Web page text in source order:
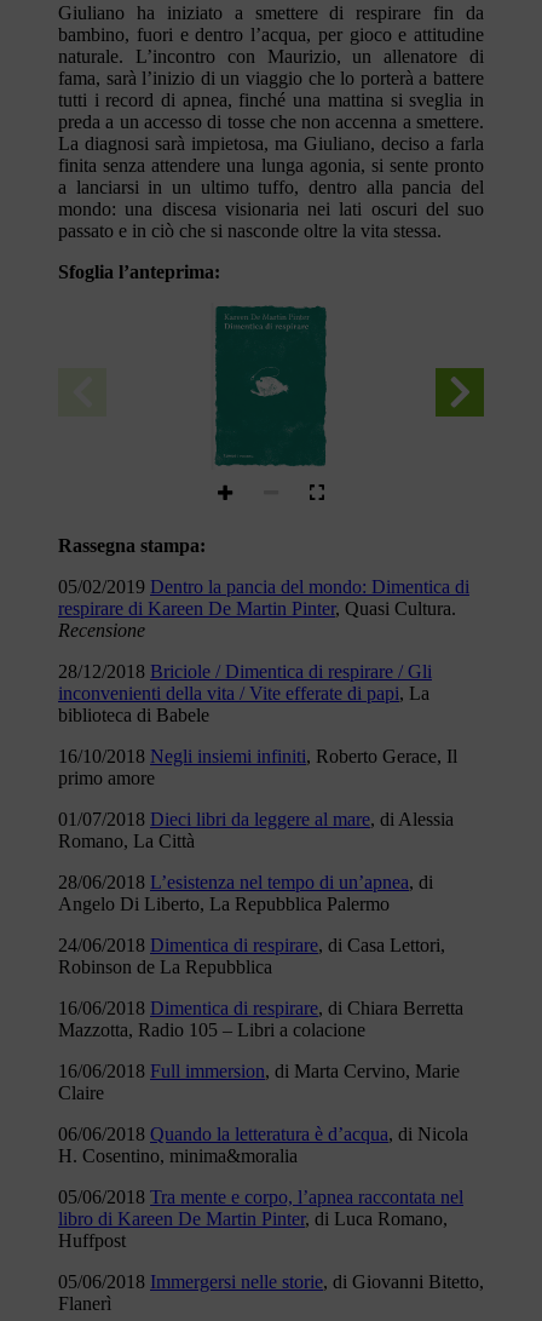
Giuliano ha iniziato a smettere di respirare fin da
bambino, fuori e dentro l’acqua, per gioco e attitudine
naturale. L’incontro con Maurizio, un allenatore di
fama, sarà l’inizio di un viaggio che lo porterà a battere
tutti i record di apnea, finché una mattina si sveglia in
preda a un accesso di tosse che non accenna a smettere.
La diagnosi sarà impietosa, ma Giuliano, deciso a farla
finita senza attendere una lunga agonia, si sente pronto
a lanciarsi in un ultimo tuffo, dentro alla pancia del
mondo: una discesa visionaria nei lati oscuri del suo
passato e in ciò che si nasconde oltre la vita stessa.
Sfoglia l’anteprima:
Kareen De Martin Pinter
Dimentica di respirare
tunué
Rassegna stampa:
05/02/2019 Dentro la pancia del mondo: Dimentica di
respirare di Kareen De Martin Pinter, Quasi Cultura.
Recensione
28/12/2018 Briciole / Dimentica di respirare / Gli
inconvenienti della vita / Vite efferate di papi, La
biblioteca di Babele
16/10/2018 Negli insiemi infiniti, Roberto Gerace, Il
primo amore
01/07/2018 Dieci libri da leggere al mare, di Alessia
Romano, La Città
28/06/2018 L’esistenza nel tempo di un’apnea, di
Angelo Di Liberto, La Repubblica Palermo
24/06/2018 Dimentica di respirare, di Casa Lettori,
Robinson de La Repubblica
16/06/2018 Dimentica di respirare, di Chiara Berretta
Mazzotta, Radio 105 – Libri a colacione
16/06/2018 Full immersion, di Marta Cervino, Marie
Claire
06/06/2018 Quando la letteratura è d’acqua, di Nicola
H. Cosentino, minima&moralia
05/06/2018 Tra mente e corpo, l’apnea raccontata nel
libro di Kareen De Martin Pinter, di Luca Romano,
Huffpost
05/06/2018 Immergersi nelle storie, di Giovanni Bitetto,
Flanerì